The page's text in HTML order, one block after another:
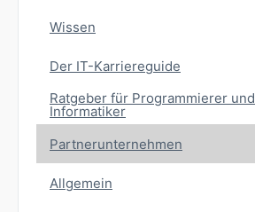
Wissen
Der IT-Karriereguide
Ratgeber für Programmierer und
Informatiker
Partnerunternehmen
Allgemein